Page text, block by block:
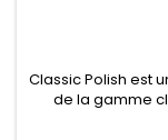
Classic Polish est
de la gamme
machines